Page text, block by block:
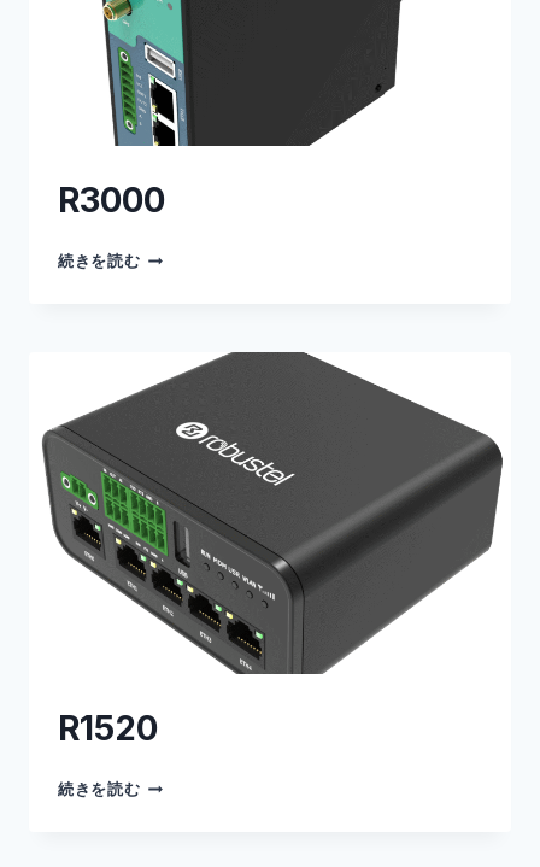
R3000
続きを読むR3000
R1520
続きを読むR1520